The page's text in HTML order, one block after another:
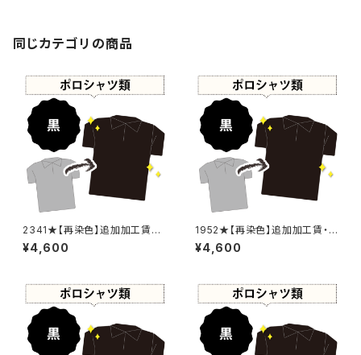
同じカテゴリの商品
2341★【再染色】追加加工賃・
黒染め
¥4,600
1952★【再染色】追加加工賃・
黒染め
¥4,600